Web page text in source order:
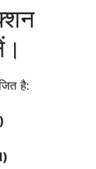
है: